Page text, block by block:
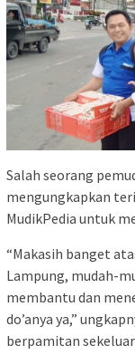
Salah seorang
mengungkapkan
MudikPedia untuk
“Makasih banget
Lampung, mudah-
membantu dan
do’anya ya,”
berpamitan